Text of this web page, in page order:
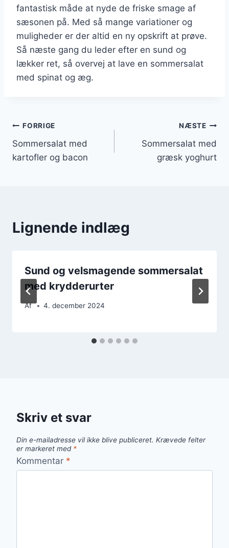
fantastisk måde at nyde de friske smage af
sæsonen på. Med så mange variationer og
muligheder er der altid en ny opskrift at prøve.
Så næste gang du leder efter en sund og
lækker ret, så overvej at lave en sommersalat
med spinat og æg.
Indlægsnavigation
FORRIGE
Sommersalat med
kartofler og bacon
NÆSTE
Sommersalat med
græsk yoghurt
Lignende indlæg
Sund og velsmagende sommersalat
med krydderurter
Af 4. december 2024
Skriv et svar
Din e-mailadresse vil ikke blive publiceret. Krævede felter
er markeret med *
Kommentar *